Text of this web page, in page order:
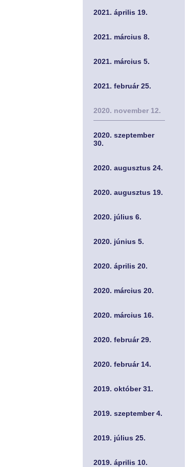
2021. április 19.
2021. március 8.
2021. március 5.
2021. február 25.
2020. november 12.
2020. szeptember
30.
2020. augusztus 24.
2020. augusztus 19.
2020. július 6.
2020. június 5.
2020. április 20.
2020. március 20.
2020. március 16.
2020. február 29.
2020. február 14.
2019. október 31.
2019. szeptember 4.
2019. július 25.
2019. április 10.